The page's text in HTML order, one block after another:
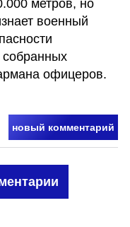
метров, но
военный
собранных
офицеров.
новый комментарий